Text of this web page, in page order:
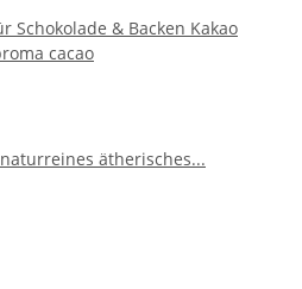
Schokolade & Backen Kakao
cacao